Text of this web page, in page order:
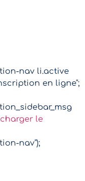
nav li.active
en ligne";
le
nav");